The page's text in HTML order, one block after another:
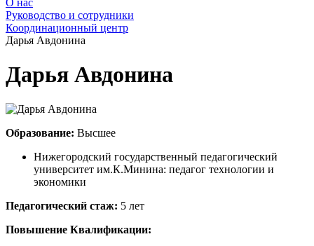
О нас
Руководство и сотрудники
Координационный центр
Дарья Авдонина
Дарья Авдонина
Образование: Высшее
Нижегородский государственный педагогический
университет им.К.Минина: педагог технологии и
экономики
Педагогический стаж: 5 лет
Повышение Квалификации: